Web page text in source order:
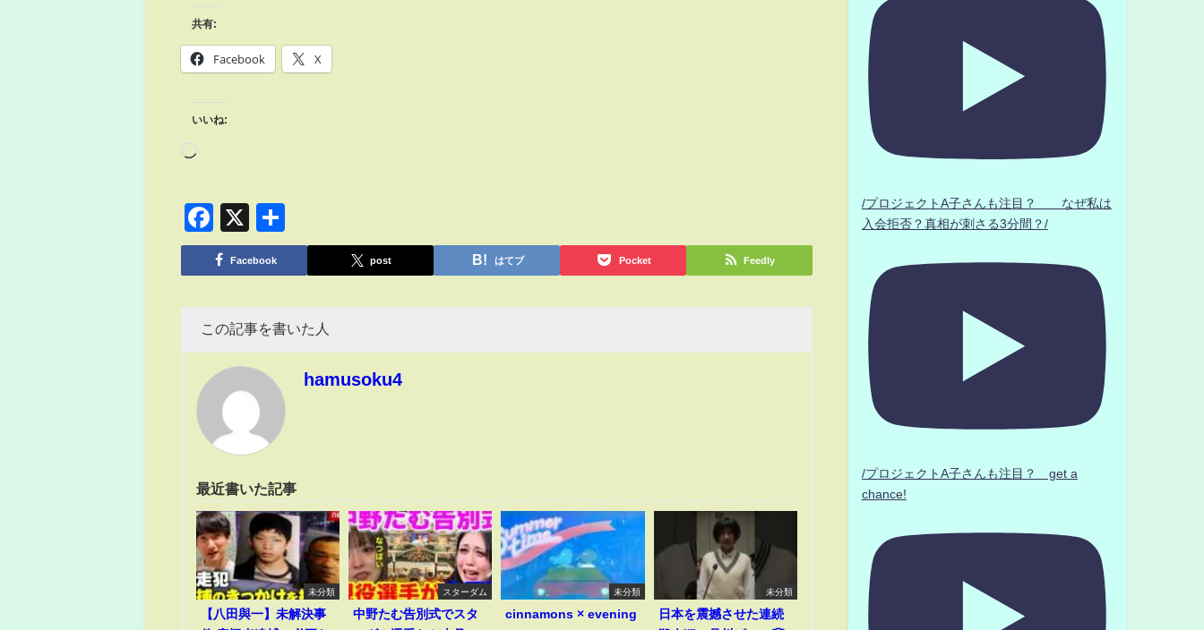
共有:
Facebook X
いいね:
Facebook
X
有
Facebook post はてブ Pocket Feedly
この記事を書いた人
hamusoku4
最近書いた記事
未分類
【八田與一】未解決事
スターダム
中野たむ告別式でスタ
未分類
cinnamons × evening
未分類
日本を震撼させた連続
/プロジェクトA子さんも注目？ なぜ私は
入会拒否？真相が刺さる3分間？/
/プロジェクトA子さんも注目？ get a
chance!